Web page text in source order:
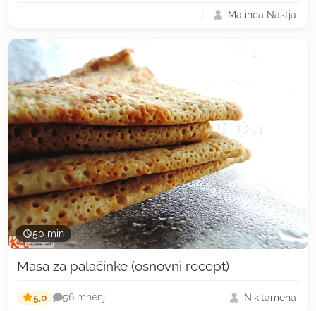
Malinca Nastja
50 min
Masa za palačinke (osnovni recept)
5,0 56 mnenj Nikitamena